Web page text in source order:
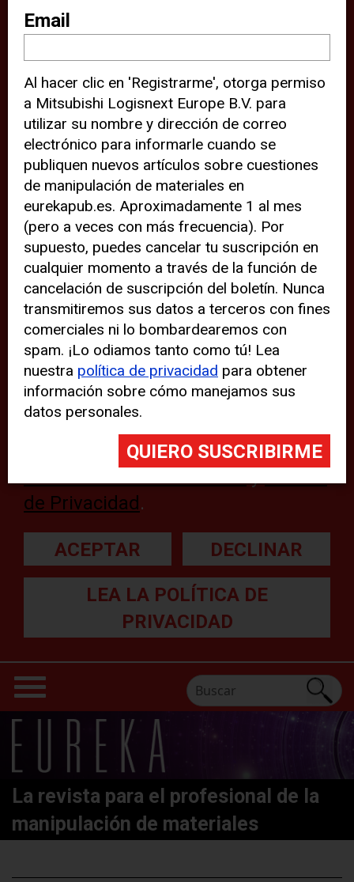
sitio web (por ejemplo, ofreciéndole
información de ubicación). Estas
terceras partes también definen
cookies en su dispositivo y pueden
rastrear su comportamiento en
internet. Al hacer clic en “Aceptar”,
significa que está de acuerdo con el
uso de cookies analíticas y de
terceros para tener una experiencia
óptima en nuestro sitio web. Si
elige “Declinar” el uso de cookies
analíticas y de terceros, evitará que
terceras partes rastreen su
comportamiento en nuestro sitio
web, aunque pueden aparecer
problemas técnicos con el sitio
web. Para obtener más
información, lea nuestra
de Privacidad .
ACEPTAR DECLINAR
LEA LA POLÍTICA DE
PRIVACIDAD
La revista para el profesional de la
manipulación de materiales
Email
Al hacer clic en 'Registrarme', otorga permiso
a Mitsubishi Logisnext Europe B.V. para
utilizar su nombre y dirección de correo
electrónico para informarle cuando se
publiquen nuevos artículos sobre cuestiones
de manipulación de materiales en
eurekapub.es. Aproximadamente 1 al mes
(pero a veces con más frecuencia). Por
supuesto, puedes cancelar tu suscripción en
cualquier momento a través de la función de
cancelación de suscripción del boletín. Nunca
transmitiremos sus datos a terceros con fines
comerciales ni lo bombardearemos con
spam. ¡Lo odiamos tanto como tú! Lea
nuestra política de privacidad para obtener
información sobre cómo manejamos sus
datos personales.